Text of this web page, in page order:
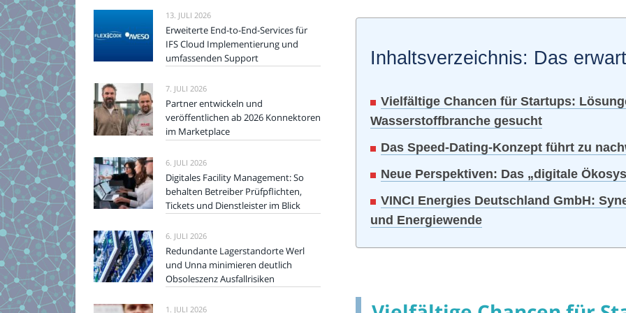
Inhaltsverzeichnis: Das
Vielfältige Chancen für Startups:
Wasserstoffbranche gesucht
Das Speed-Dating-Konzept führt zu
Neue Perspektiven: Das „digitale
VINCI Energies Deutschland GmbH:
und Energiewende
13. JULI 2026
Erweiterte End-to-End-Services für
IFS Cloud Implementierung und
umfassenden Support
7. JULI 2026
Partner entwickeln und
veröffentlichen ab 2026 Konnektoren
im Marketplace
6. JULI 2026
Digitales Facility Management: So
behalten Betreiber Prüfpflichten,
Tickets und Dienstleister im Blick
6. JULI 2026
Redundante Lagerstandorte Werl
und Unna minimieren deutlich
Obsoleszenz Ausfallrisiken
1. JULI 2026